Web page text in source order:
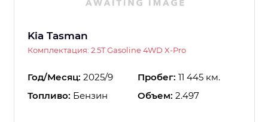
Kia Tasman
Комплектация: 2.5T Gasoline 4WD X-Pro
Год/Месяц: 2025/9 Пробег: 11 445 км.
Топливо: Бензин Объем: 2.497